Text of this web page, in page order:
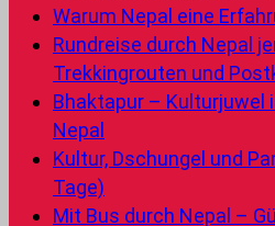
Warum Nepal eine
Rundreise durch Nepal
Trekkingrouten und
Bhaktapur – Kulturjuwel
Nepal
Kultur, Dschungel und
Tage)
Mit Bus durch Nepal –